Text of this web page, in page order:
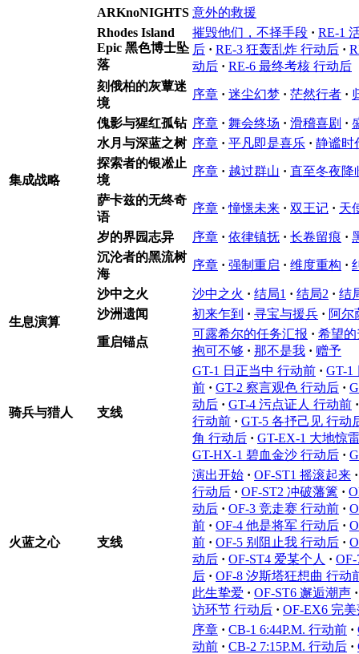
ARKnoNIGHTS 意外的救援
Rhodes Island
Epic 黑色博士坠
落
摧毁他们，不择手段 · RE-1
后 · RE-3 狂轰乱炸 行动后 ·
动后 · RE-6 最终考核 行动后
集成战略
刻俄柏的灰蕈迷
境
序章 · 迷尘幻梦 · 茫然行者 ·
傀影与猩红孤钻 序章 · 舞会终场 · 滑稽喜剧 ·
水月与深蓝之树 序章 · 平凡即是喜乐 · 静谧时
探索者的银凇止
境
序章 · 越过群山 · 直至冬夜降
萨卡兹的无终奇
语
序章 · 憧憬未来 · 双王记 · 天
岁的界园志异 序章 · 依律镇抚 · 长卷留痕 ·
沉沦者的黑流树
海
序章 · 强制重启 · 维度重构 ·
生息演算
沙中之火 沙中之火 · 结局1 · 结局2 · 结
沙洲遗闻
初来乍到 · 寻宝与援兵 · 阿尔
重启锚点
可露希尔的任务汇报 · 希望
抱可不够 · 那不是我 · 赠予
骑兵与猎人 支线
GT-1 日正当中 行动前 · GT-1
前 · GT-2 察言观色 行动后 ·
动后 · GT-4 污点证人 行动前 ·
行动前 · GT-5 各抒己见 行动
角 行动后 · GT-EX-1 大地惊
GT-HX-1 碧血金沙 行动后 ·
火蓝之心 支线
演出开始 · OF-ST1 摇滚起来 ·
行动后 · OF-ST2 冲破藩篱 ·
动后 · OF-3 竞走赛 行动前 ·
前 · OF-4 他是将军 行动后 ·
前 · OF-5 别阻止我 行动后 ·
动后 · OF-ST4 爱某个人 ·
后 · OF-8 汐斯塔狂想曲 行动
此生挚爱 · OF-ST6 邂逅潮声 ·
访环节 行动后 · OF-EX6 完
序章 · CB-1 6:44P.M. 行动前 ·
动前 · CB-2 7:15P.M. 行动后 ·